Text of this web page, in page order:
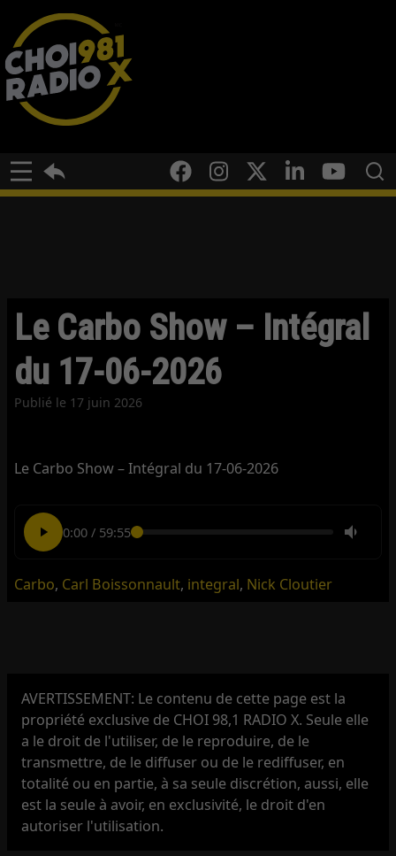
Le Carbo Show – Intégral
du 17-06-2026
Publié le 17 juin 2026
Le Carbo Show – Intégral du 17-06-2026
0:00/ 59:55
Carbo, Carl Boissonnault, integral, Nick Cloutier
AVERTISSEMENT: Le contenu de cette page est la
propriété exclusive de CHOI 98,1 RADIO X. Seule elle
a le droit de l'utiliser, de le reproduire, de le
transmettre, de le diffuser ou de le rediffuser, en
totalité ou en partie, à sa seule discrétion, aussi, elle
est la seule à avoir, en exclusivité, le droit d'en
autoriser l'utilisation.